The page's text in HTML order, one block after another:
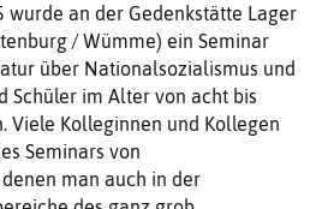
wurde an der Gedenkstätte Lager
/ Wümme) ein Seminar
über Nationalsozialismus und
Schüler im Alter von acht bis
Viele Kolleginnen und Kollegen
Seminars von
man auch in der